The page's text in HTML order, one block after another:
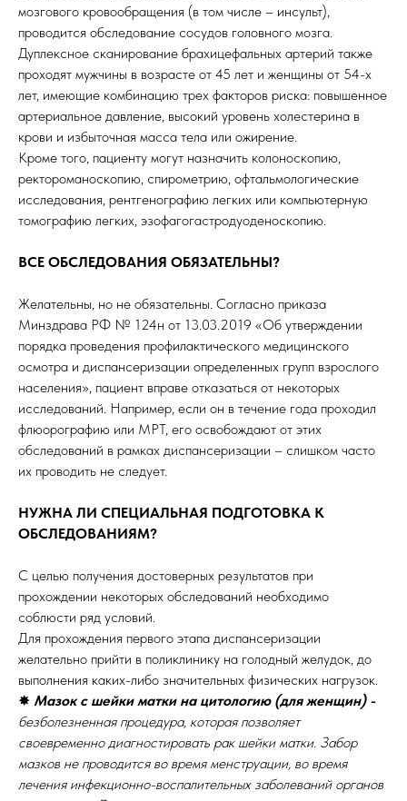
мозгового кровообращения (в том числе – инсульт),
проводится обследование сосудов головного мозга.
Дуплексное сканирование брахицефальных артерий также
проходят мужчины в возрасте от 45 лет и женщины от 54-х
лет, имеющие комбинацию трех факторов риска: повышенное
артериальное давление, высокий уровень холестерина в
крови и избыточная масса тела или ожирение.
Кроме того, пациенту могут назначить колоноскопию,
ректороманоскопию, спирометрию, офтальмологические
исследования, рентгенографию легких или компьютерную
томографию легких, эзофагогастродуоденоскопию.
ВСЕ ОБСЛЕДОВАНИЯ ОБЯЗАТЕЛЬНЫ?
Желательны, но не обязательны. Согласно приказа
Минздрава РФ № 124н от 13.03.2019 «Об утверждении
порядка проведения профилактического медицинского
осмотра и диспансеризации определенных групп взрослого
населения», пациент вправе отказаться от некоторых
исследований. Например, если он в течение года проходил
флюорографию или МРТ, его освобождают от этих
обследований в рамках диспансеризации – слишком часто
их проводить не следует.
НУЖНА ЛИ СПЕЦИАЛЬНАЯ ПОДГОТОВКА К
ОБСЛЕДОВАНИЯМ?
С целью получения достоверных результатов при
прохождении некоторых обследований необходимо
соблюсти ряд условий.
Для прохождения первого этапа диспансеризации
желательно прийти в поликлинику на голодный желудок, до
выполнения каких-либо значительных физических нагрузок.
✸ Мазок с шейки матки на цитологию (для женщин) -
безболезненная процедура, которая позволяет
своевременно диагностировать рак шейки матки. Забор
мазков не проводится во время менструации, во время
лечения инфекционно-воспалительных заболеваний органов